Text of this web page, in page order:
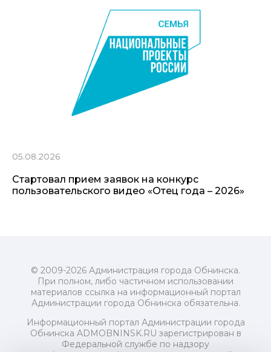
05.08.2026
Стартовал прием заявок на конкурс
пользовательского видео «Отец года – 2026»
© 2009-2026 Администрация города Обнинска.
При полном, либо частичном использовании
материалов ссылка на информационный портал
Администрации города Обнинска обязательна.
Информационный портал Администрации города
Обнинска ADMOBNINSK.RU зарегистрирован в
Федеральной службе по надзору